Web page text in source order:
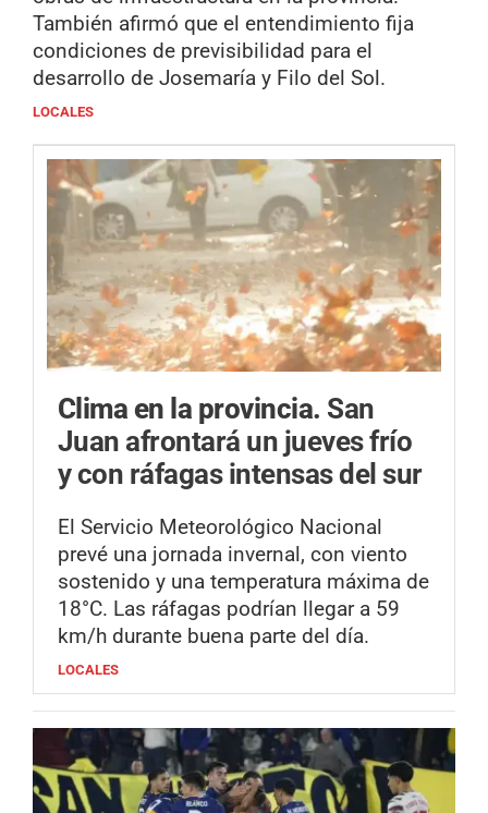
También afirmó que el entendimiento fija
condiciones de previsibilidad para el
desarrollo de Josemaría y Filo del Sol.
LOCALES
Clima en la provincia. San
Juan afrontará un jueves frío
y con ráfagas intensas del sur
El Servicio Meteorológico Nacional
prevé una jornada invernal, con viento
sostenido y una temperatura máxima de
18°C. Las ráfagas podrían llegar a 59
km/h durante buena parte del día.
LOCALES